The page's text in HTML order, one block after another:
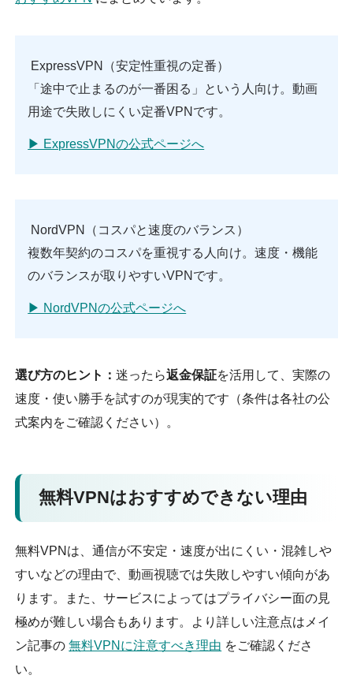
ExpressVPN（安定性重視の定番）
「途中で止まるのが一番困る」という人向け。動画
用途で失敗しにくい定番VPNです。
▶ ExpressVPNの公式ページへ
NordVPN（コスパと速度のバランス）
複数年契約のコスパを重視する人向け。速度・機能
のバランスが取りやすいVPNです。
▶ NordVPNの公式ページへ
選び方のヒント：迷ったら返金保証を活用して、実際の
速度・使い勝手を試すのが現実的です（条件は各社の公
式案内をご確認ください）。
無料VPNはおすすめできない理由
無料VPNは、通信が不安定・速度が出にくい・混雑しや
すいなどの理由で、動画視聴では失敗しやすい傾向があ
ります。また、サービスによってはプライバシー面の見
極めが難しい場合もあります。より詳しい注意点はメイ
ン記事の無料VPNに注意すべき理由 をご確認くださ
い。